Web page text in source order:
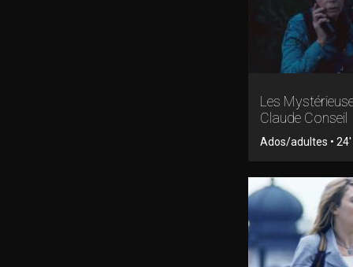
Les
Claude Conseil
Ados/adultes • 24'